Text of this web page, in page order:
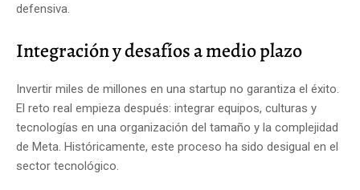
defensiva.
Integración y desafíos a medio plazo
Invertir miles de millones en una startup no garantiza el éxito.
El reto real empieza después: integrar equipos, culturas y
tecnologías en una organización del tamaño y la complejidad
de Meta. Históricamente, este proceso ha sido desigual en el
sector tecnológico.